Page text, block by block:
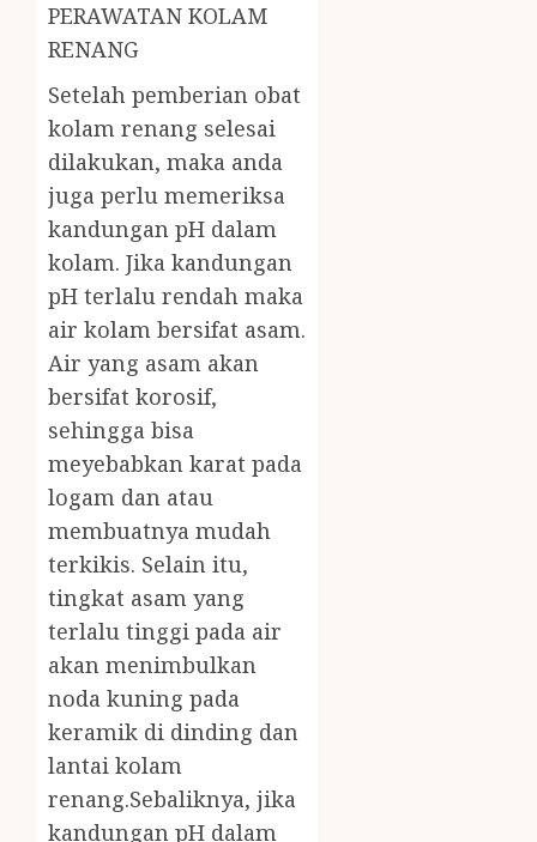
PERAWATAN KOLAM
RENANG
Setelah pemberian obat
kolam renang selesai
dilakukan, maka anda
juga perlu memeriksa
kandungan pH dalam
kolam. Jika kandungan
pH terlalu rendah maka
air kolam bersifat asam.
Air yang asam akan
bersifat korosif,
sehingga bisa
meyebabkan karat pada
logam dan atau
membuatnya mudah
terkikis. Selain itu,
tingkat asam yang
terlalu tinggi pada air
akan menimbulkan
noda kuning pada
keramik di dinding dan
lantai kolam
renang.Sebaliknya, jika
kandungan pH dalam